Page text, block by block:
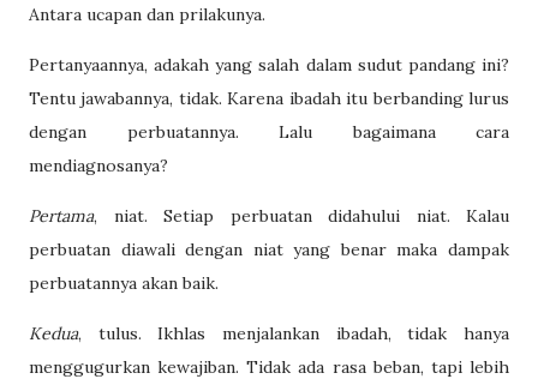
Antara ucapan dan prilakunya.
Pertanyaannya, adakah yang salah dalam sudut pandang ini?
Tentu jawabannya, tidak. Karena ibadah itu berbanding lurus
dengan perbuatannya. Lalu bagaimana cara
mendiagnosanya?
Pertama, niat. Setiap perbuatan didahului niat. Kalau
perbuatan diawali dengan niat yang benar maka dampak
perbuatannya akan baik.
Kedua, tulus. Ikhlas menjalankan ibadah, tidak hanya
menggugurkan kewajiban. Tidak ada rasa beban, tapi lebih